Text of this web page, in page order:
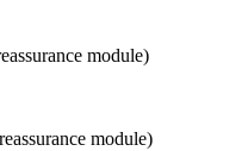
module)
module)